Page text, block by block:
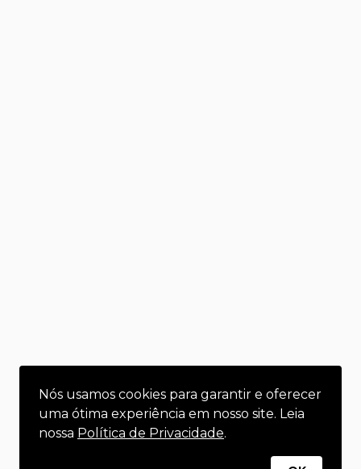
Nós usamos cookies para garantir e oferecer
uma ótima experiência em nosso site. Leia
nossa Política de Privacidade.